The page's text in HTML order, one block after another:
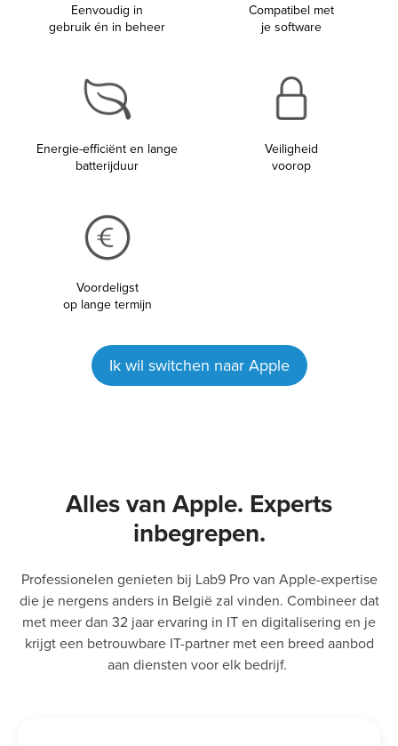
Eenvoudig in
gebruik én in beheer
Compatibel met
je software
Energie-efficiënt en lange
batterijduur
Veiligheid
voorop
Voordeligst
op lange termijn
Ik wil switchen naar Apple
Alles van Apple. Experts
inbegrepen.
Professionelen genieten bij Lab9 Pro van Apple-expertise
die je nergens anders in België zal vinden. Combineer dat
met meer dan 32 jaar ervaring in IT en digitalisering en je
krijgt een betrouwbare IT-partner met een breed aanbod
aan diensten voor elk bedrijf.